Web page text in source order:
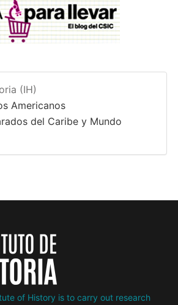
(IH)
Americanos
del Caribe y Mundo
of History is to carry out research